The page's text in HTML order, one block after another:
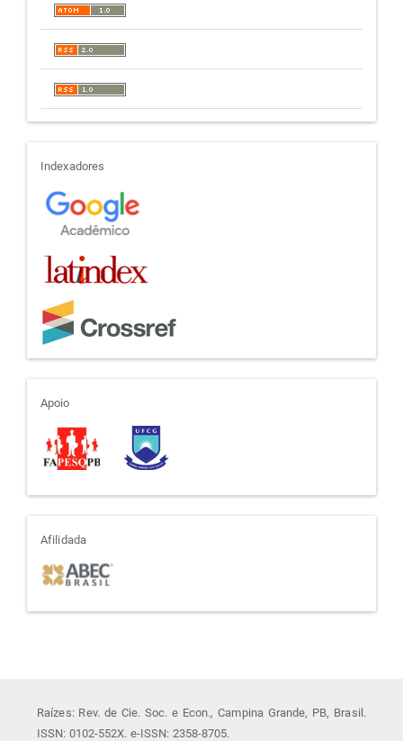
indexadores
Indexadores
apoio
Apoio
afiliada
Afilidada
Raízes: Rev. de Cie. Soc. e Econ., Campina Grande, PB, Brasil.
ISSN: 0102-552X. e-ISSN: 2358-8705.